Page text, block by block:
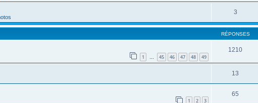
3
RÉPONSES
1 … 45 46 47 48 49
1210
13
1 2 3
65